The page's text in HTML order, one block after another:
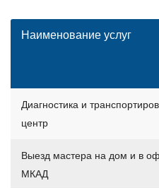
Наименование услуг
Диагностика и
центр
Выезд мастера на дом и в
МКАД